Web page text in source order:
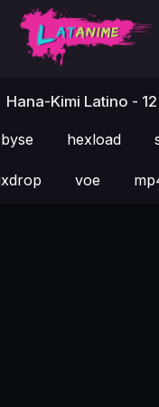
Hana-Kimi Latino - 12
byse hexload
voe